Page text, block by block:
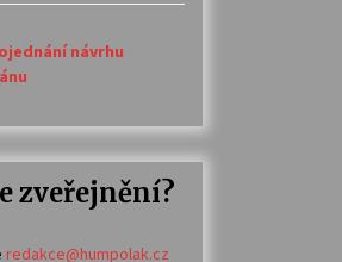
návrhu
zveřejnění?
redakce@humpolak.cz